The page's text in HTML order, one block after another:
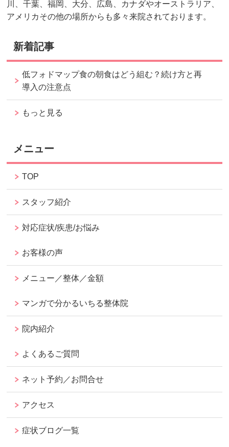
川、千葉、福岡、大分、広島、カナダやオーストラリア、
アメリカその他の場所からも多々来院されております。
新着記事
低フォドマップ食の朝食はどう組む？続け方と再
導入の注意点
もっと見る
メニュー
TOP
スタッフ紹介
対応症状/疾患/お悩み
お客様の声
メニュー／整体／金額
マンガで分かるいちる整体院
院内紹介
よくあるご質問
ネット予約／お問合せ
アクセス
症状ブログ一覧